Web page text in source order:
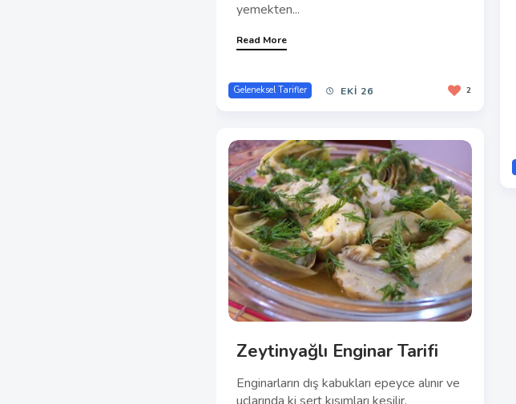
Bal Kabağı Sinkonta tarifi
Bal kabağının Türk mutfağındaki kullanımı
genelde tatlı olarak bilinse de bal
kabağından yapılan çok lezzetli
yemekten...
Read More
Geleneksel Tarifler EKI 26 2